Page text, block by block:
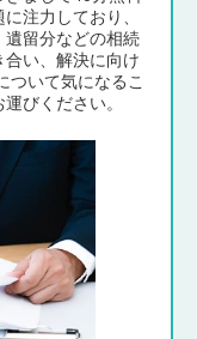
注力しており、
留分などの相続
合い、解決に向け
ついて気になるこ
びください。